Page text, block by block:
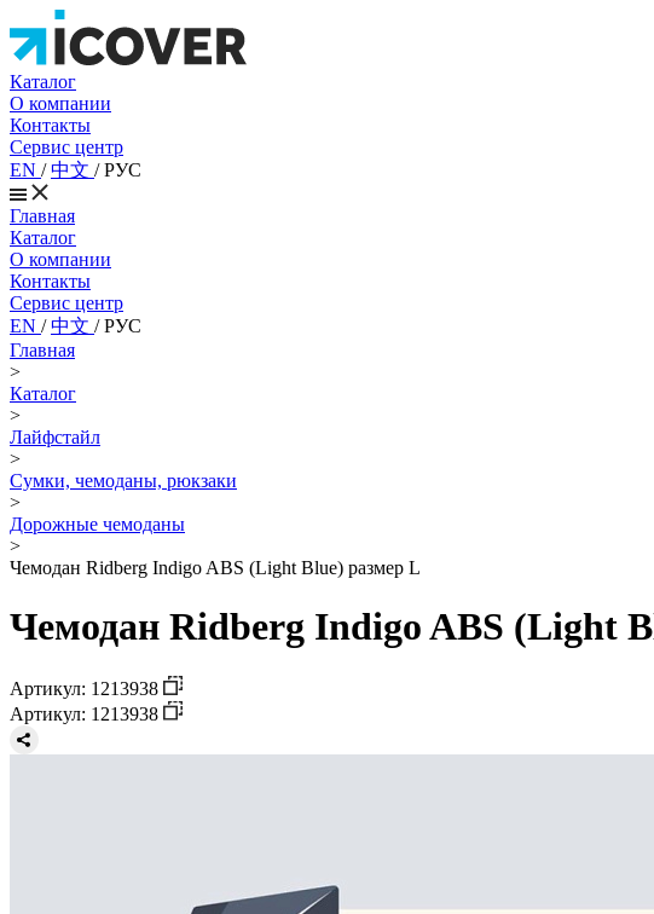
Каталог
О компании
Контакты
Сервис центр
EN /中文 /РУС
Главная
Каталог
О компании
Контакты
Сервис центр
EN /中文 /РУС
Главная
>
Каталог
>
Лайфстайл
>
Сумки, чемоданы, рюкзаки
>
Дорожные чемоданы
>
Чемодан Ridberg Indigo ABS (Light Blue) размер L
Чемодан Ridberg Indigo ABS (Light
Артикул: 1213938
Артикул: 1213938